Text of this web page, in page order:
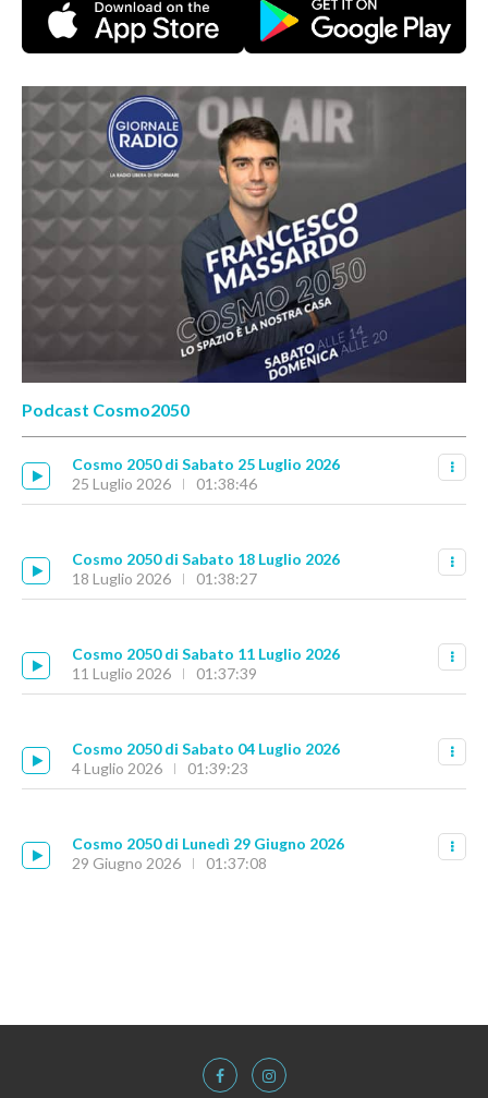
Podcast Cosmo2050
Cosmo 2050 di Sabato 25 Luglio 2026
25 Luglio 2026
01:38:46
Cosmo 2050 di Sabato 18 Luglio 2026
18 Luglio 2026
01:38:27
Cosmo 2050 di Sabato 11 Luglio 2026
11 Luglio 2026
01:37:39
Cosmo 2050 di Sabato 04 Luglio 2026
4 Luglio 2026
01:39:23
Cosmo 2050 di Lunedì 29 Giugno 2026
29 Giugno 2026
01:37:08